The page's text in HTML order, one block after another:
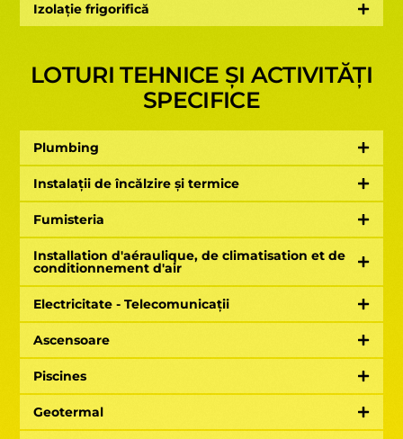
Izolație frigorifică
LOTURI TEHNICE ȘI ACTIVITĂȚI
SPECIFICE
Plumbing
Instalații de încălzire și termice
Fumisteria
Installation d'aéraulique, de climatisation et de
conditionnement d'air
Electricitate - Telecomunicații
Ascensoare
Piscines
Geotermal